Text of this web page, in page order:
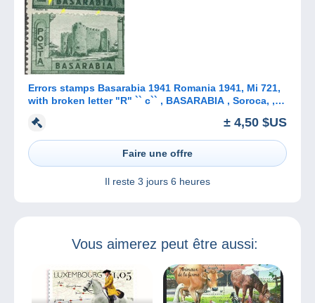
Errors stamps Basarabia 1941 Romania 1941, Mi 721,
with broken letter "R" `` c`` , BASARABIA , Soroca, ,
± 4,50 $US
Faire une offre
Il reste 3 jours 6 heures
Vous aimerez peut être aussi: